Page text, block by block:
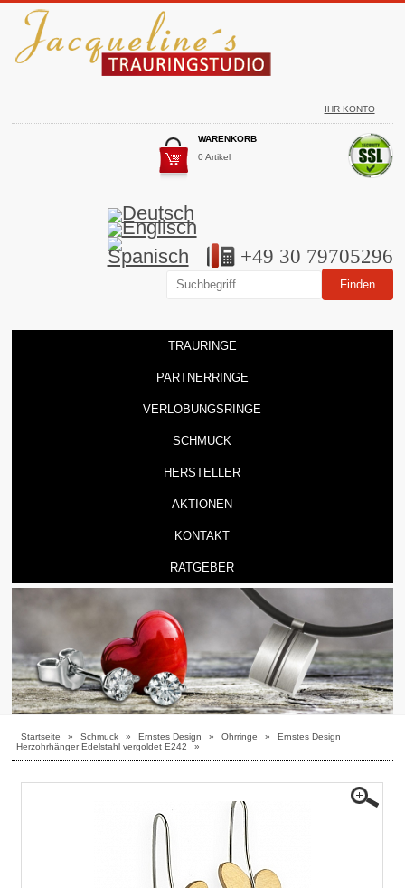
IHR KONTO
WARENKORB
0 Artikel
+49 30 79705296
TRAURINGE
PARTNERRINGE
VERLOBUNGSRINGE
SCHMUCK
HERSTELLER
AKTIONEN
KONTAKT
RATGEBER
Startseite » Schmuck » Ernstes Design » Ohrringe »
Ernstes Design
Herzohrhänger Edelstahl vergoldet E242
»